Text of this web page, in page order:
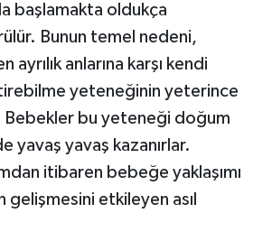
başlamakta oldukça
Bunun temel nedeni,
ayrılık anlarına karşı kendi
yeteneğinin yeterince
Bebekler bu yeteneği doğum
yavaş yavaş kazanırlar.
itibaren bebeğe yaklaşımı
etkileyen asıl